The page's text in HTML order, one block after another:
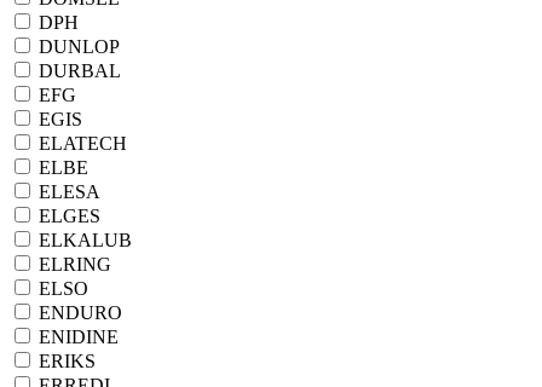
DPH
DUNLOP
DURBAL
EFG
EGIS
ELATECH
ELBE
ELESA
ELGES
ELKALUB
ELRING
ELSO
ENDURO
ENIDINE
ERIKS